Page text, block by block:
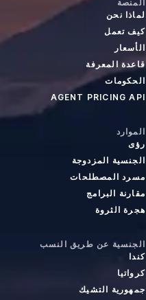
المنصة
لماذا نحن
كيف تعمل
الأسعار
قاعدة المعرفة
الحكومات
AGENT PRICING API
الموارد
رؤى
الجنسية المزدوجة
مسرد المصطلحات
مقارنة البرامج
هجرة الثروة
الجنسية عن طريق النسب
كندا
كرواتيا
جمهورية التشيك